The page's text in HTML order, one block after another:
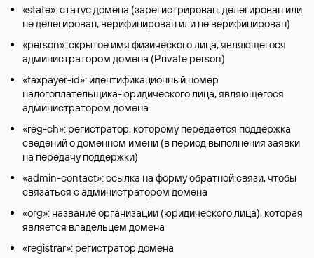
«state»: статус домена (зарегистрирован, делегирован или
не делегирован, верифицирован или не верифицирован)
«person»: скрытое имя физического лица, являющегося
администратором домена (Privatе person)
«taxpayer-id»: идентификационный номер
налогоплательщика-юридического лица, являющегося
администратором домена
«reg-ch»: регистратор, которому передается поддержка
сведений о доменном имени (в период выполнения заявки
на передачу поддержки)
«admin-contact»: ссылка на форму обратной связи, чтобы
связаться с администратором домена
«org»: название организации (юридического лица), которая
является владельцем домена
«registrar»: регистратор домена